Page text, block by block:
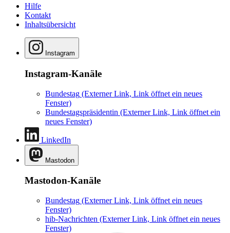
Hilfe
Kontakt
Inhaltsübersicht
Instagram
Instagram-Kanäle
Bundestag (Externer Link, Link öffnet ein neues
Fenster)
Bundestagspräsidentin (Externer Link, Link öffnet ein
neues Fenster)
LinkedIn
Mastodon
Mastodon-Kanäle
Bundestag (Externer Link, Link öffnet ein neues
Fenster)
hib-Nachrichten (Externer Link, Link öffnet ein neues
Fenster)